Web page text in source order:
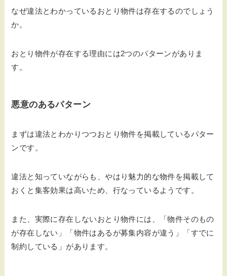
なぜ違法とわかっているおとり物件は存在するのでしょう
か。
おとり物件が存在する理由には2つのパターンがありま
す。
悪意のあるパターン
まずは違法とわかりつつおとり物件を掲載しているパター
ンです。
違法と知っていながらも、やはり魅力的な物件を掲載して
おくと集客効果は高いため、行なっているようです。
また、実際に存在しないおとり物件には、「物件そのもの
が存在しない」「物件はあるが募集内容が違う」「すでに
制約している」があります。